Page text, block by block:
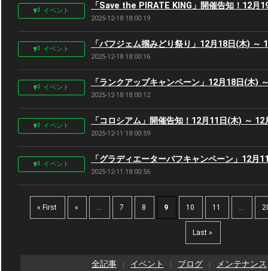
イベント 「Save the PIRATE KING」開催告知！12月
2025-12-18 18:00:19
イベント 「バフジェム掴みどり祭り」12月18日(木) ～
2025-12-18 18:00:16
イベント 「ランクアップキャンペーン」12月18日(木)
2025-12-18 18:00:12
イベント 「コロシアム」開催告知！12月11日(木) ～
2025-12-11 18:00:59
イベント 「グラディエーターバフキャンペーン」12月
2025-12-11 18:00:56
« First « ... 7 8 9 10 11 ...
Last »
全記事 イベント ブログ メンテナンス